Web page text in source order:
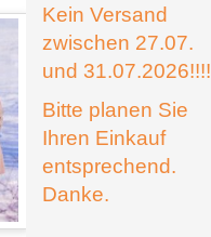
Kein Versand
zwischen 27.07.
und 31.07.2026!!!!
Bitte planen Sie
Ihren Einkauf
entsprechend.
Danke.